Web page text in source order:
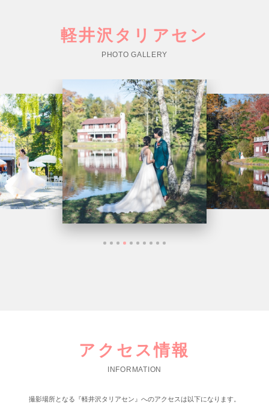
軽井沢タリアセン
PHOTO GALLERY
アクセス情報
INFORMATION
撮影場所となる『軽井沢タリアセン』へのアクセスは以下になります。